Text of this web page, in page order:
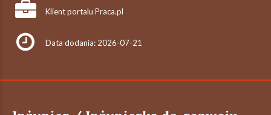
Klient portalu Praca.pl
Data dodania: 2026-07-21